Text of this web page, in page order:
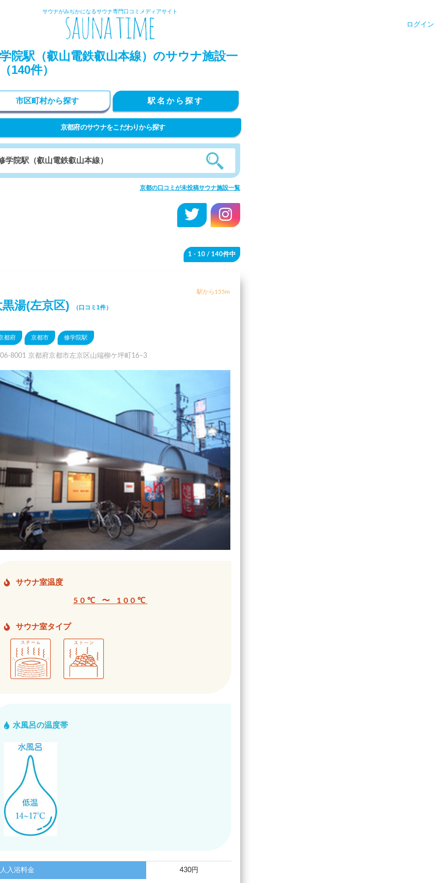
サウナがみぢかになるサウナ専門口コミメディアサイト
ログイン
院駅（叡山電鉄叡山本線）のサウナ施設一
140件）
市区町村から探す 駅名から探す
京都府のサウナをこだわりから探す
京都の口コミが未投稿サウナ施設一覧
1 - 10 / 140件中
駅から155m
湯(左京区) （口コミ1件）
都府 京都市 修学院駅
8001 京都府京都市左京区山端柳ケ坪町16−3
サウナ室温度
50℃ 〜 100℃
サウナ室タイプ
水風呂の温度帯
入浴料金 430円